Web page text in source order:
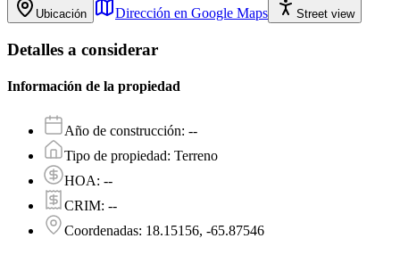
Ubicación Dirección en Google Maps Street view
Detalles a considerar
Información de la propiedad
Año de construcción: --
Tipo de propiedad: Terreno
HOA: --
CRIM: --
Coordenadas: 18.15156, -65.87546